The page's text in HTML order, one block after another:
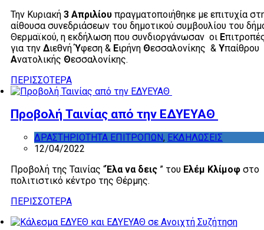
Την Κυριακή 3 Απριλίου πραγματοποιήθηκε με επιτυχία
αίθουσα συνεδριάσεων του δημοτικού συμβουλίου του
Θερμαϊκού, η εκδήλωση που συνδιοργάνωσαν οι Ε
για την ΔιεθνήΎφεση & Ειρήνη Θεσσαλονίκης & Υπαίθρου
Ανατολικής Θεσσαλονίκης.
ΠΕΡΙΣΣΟΤΕΡΑ
Προβολή Ταινίας από την ΕΔΥΕΥΑΘ
ΔΡΑΣΤΗΡΙΟΤΗΤΑ ΕΠΙΤΡΟΠΩΝ, ΕΚΔΗΛΩΣΕΙΣ
12/04/2022
Προβολή της Ταινίας “Έλα να δεις ” του Ελέμ Κλίμοφ στο
πολιτιστικό κέντρο της Θέρμης.
ΠΕΡΙΣΣΟΤΕΡΑ